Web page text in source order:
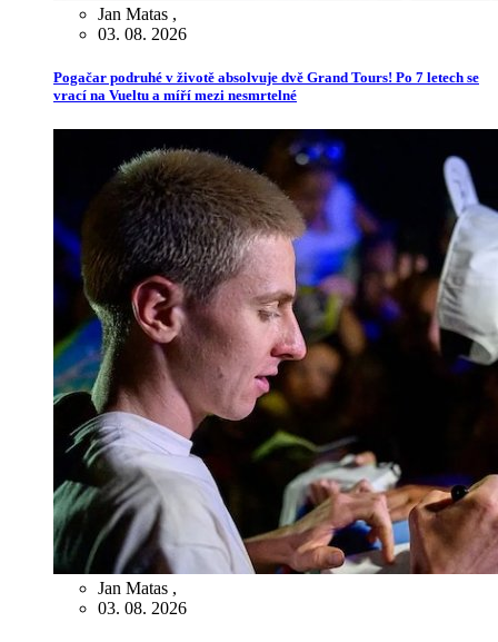
Jan Matas ,
03. 08. 2026
Pogačar podruhé v životě absolvuje dvě Grand Tours! Po 7 letech se
vrací na Vueltu a míří mezi nesmrtelné
Jan Matas ,
03. 08. 2026